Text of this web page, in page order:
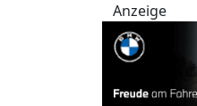
Anzeige